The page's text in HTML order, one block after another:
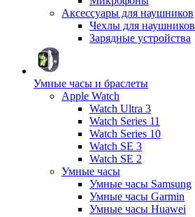
Аксессуары для наушников
Чехлы для наушников
Зарядные устройства
Умные часы и браслеты
Apple Watch
Watch Ultra 3
Watch Series 11
Watch Series 10
Watch SE 3
Watch SE 2
Умные часы
Умные часы Samsung
Умные часы Garmin
Умные часы Huawei